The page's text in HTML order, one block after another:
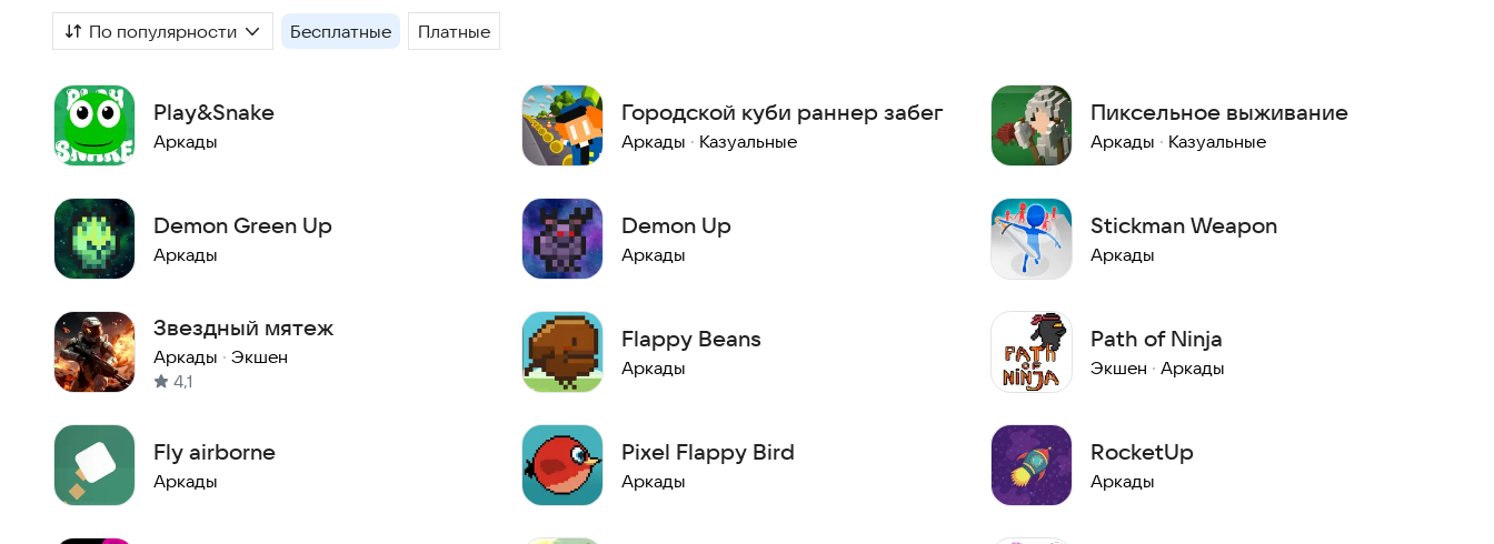
По популярности Бесплатные Платные
Play&Snake
Аркады
Городской куби раннер забег
Аркады · Казуальные
Пиксельное выживание
Аркады · Казуальные
Demon Green Up
Аркады
Demon Up
Аркады
Stickman Weapon
Аркады
Звездный мятеж
Аркады · Экшен
4,1
Flappy Beans
Аркады
Path of Ninja
Экшен · Аркады
Fly airborne
Аркады
Pixel Flappy Bird
Аркады
RocketUp
Аркады